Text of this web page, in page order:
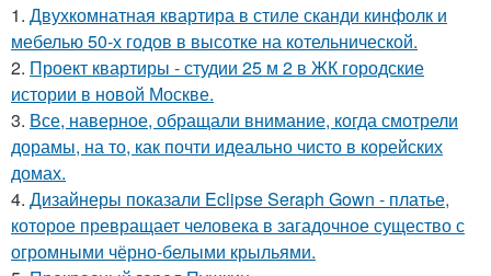
1. Двухкомнатная квартира в стиле сканди кинфолк и
мебелью 50-х годов в высотке на котельнической.
2. Проект квартиры - студии 25 м 2 в ЖК городские
истории в новой Москве.
3. Все, наверное, обращали внимание, когда смотрели
дорамы, на то, как почти идеально чисто в корейских
домах.
4. Дизайнеры показали Eclipse Seraph Gown - платье,
которое превращает человека в загадочное существо с
огромными чёрно-белыми крыльями.